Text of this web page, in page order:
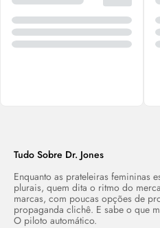
Tudo Sobre Dr. Jones
Enquanto as prateleiras femininas
plurais, quem dita o ritmo do
marcas, com poucas opções de
propaganda clichê. E sabe o que
O piloto automático.